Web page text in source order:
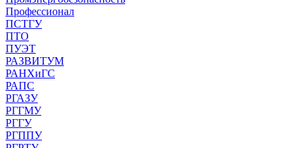
Профессионал
ПСТГУ
ПТО
ПУЭТ
РАЗВИТУМ
РАНХиГС
РАПС
РГАЗУ
РГГМУ
РГГУ
РГППУ